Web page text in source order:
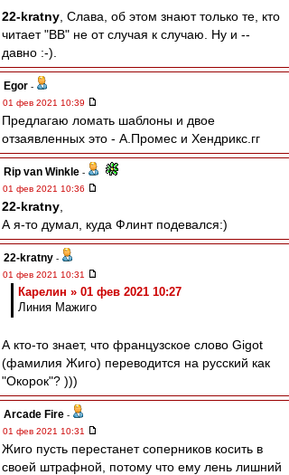
22-kratny , Слава, об этом знают только те, кто
читает "ВВ" не от случая к случаю. Ну и --
давно :-).
Egor -
01 фев 2021 10:39
Предлагаю ломать шаблоны и двое
отзаявленных это - А.Промес и Хендрикс.гг
Rip van Winkle -
01 фев 2021 10:36
22-kratny
А я-то думал, куда Флинт подевался:)
22-kratny -
01 фев 2021 10:31
Карелин » 01 фев 2021 10:27
Линия Мажиго
А кто-то знает, что французское слово Gigot
(фамилия Жиго) переводится на русский как
"Окорок"? )))
Arcade Fire -
01 фев 2021 10:31
Жиго пусть перестанет соперников косить в
своей штрафной, потому что ему лень лишний